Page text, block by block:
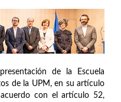
de la Escuela
de la UPM, en su artículo
con el artículo 52,